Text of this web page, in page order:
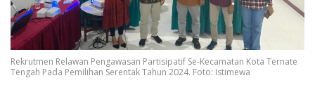
Rekrutmen Relawan Pengawasan Partisipatif Se-Kecamatan Kota Ternate
Tengah Pada Pemilihan Serentak Tahun 2024. Foto: Istimewa